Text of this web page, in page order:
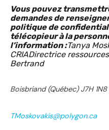
Vous pouvez
demandes de
politique de
télécopieur à la
l’information :Tanya
CRIADirectrice
Bertrand
Boisbriand (Québec) J7H 1N8
TMoskovakis@polygon.ca